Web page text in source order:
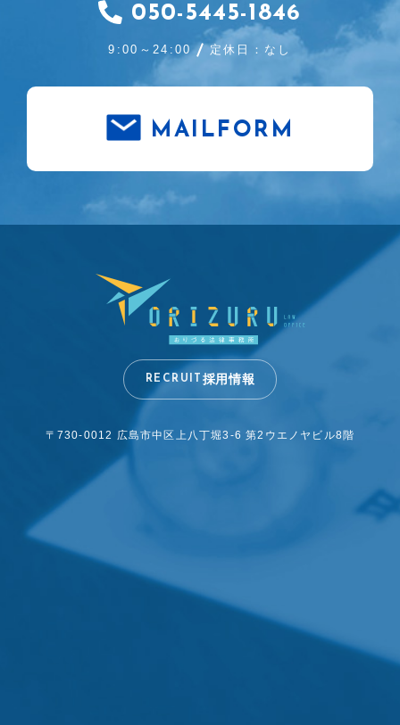
MAILFORM
050-5445-1846
9:00～24:00 定休日：なし
RECRUIT 採用情報
〒730-0012 広島市中区上八丁堀3-6第2ウエノヤビル8階